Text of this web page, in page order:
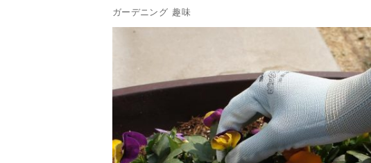
ガーデニング 趣味